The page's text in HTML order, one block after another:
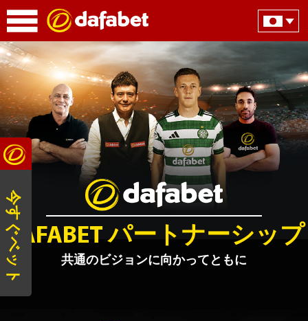
DAFABET パートナーシップ
共通のビジョンに向かってともに
今すぐベット